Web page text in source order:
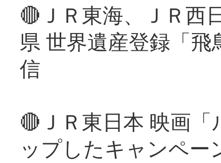
🔴ＪＲ東海、ＪＲ西
県 世界遺産登録「
信
🔴ＪＲ東日本 映画
ップしたキャンペー